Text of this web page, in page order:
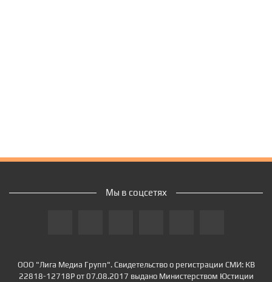
ООО "Лига Медиа Групп". Свидетельство о регистрации СМИ: КВ
22818-12718Р от 07.08.2017 выдано Министерством Юстиции
Мы в соцсетях